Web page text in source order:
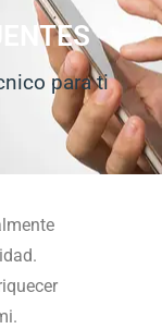
para ti